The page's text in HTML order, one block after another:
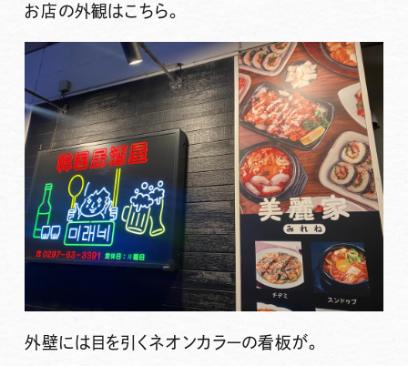
お店の外観はこちら。
外壁には目を引くネオンカラーの看板が。